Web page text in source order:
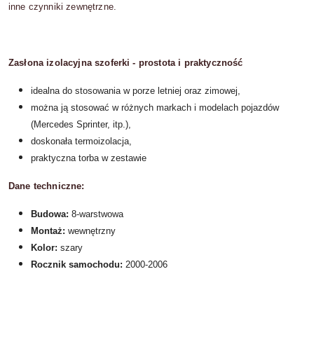
inne czynniki zewnętrzne.
Zasłona izolacyjna szoferki - prostota i praktyczność
idealna do stosowania w porze letniej oraz zimowej,
można ją stosować w różnych markach i modelach pojazdów
(Mercedes Sprinter, itp.),
doskonała termoizolacja,
praktyczna torba w zestawie
Dane techniczne:
Budowa: 8-warstwowa
Montaż: wewnętrzny
Kolor: szary
Rocznik samochodu: 2000-2006